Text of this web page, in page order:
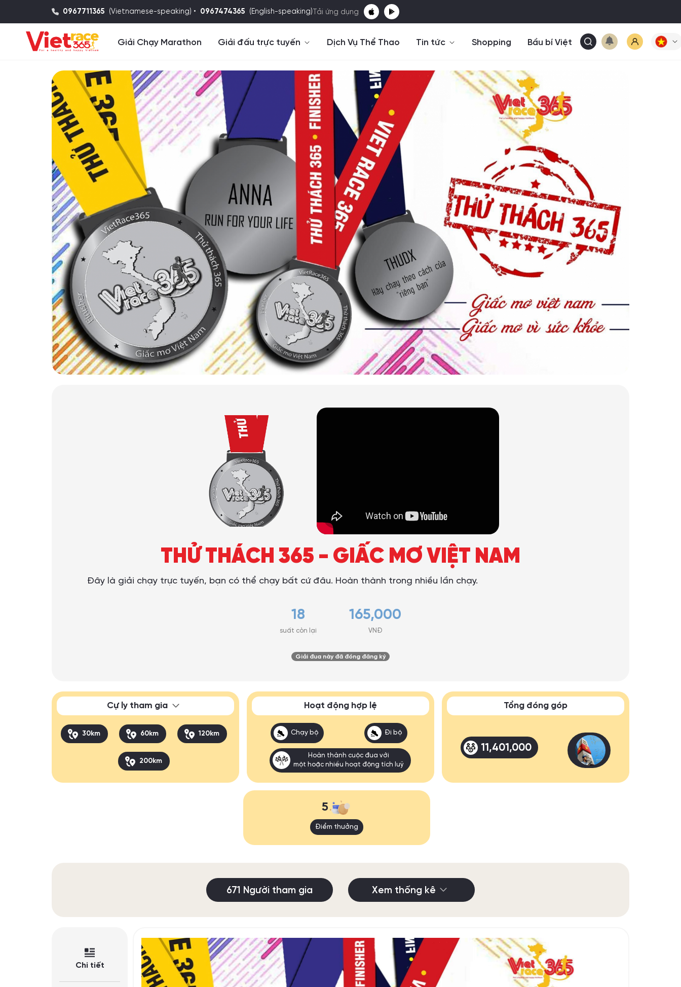
0967711365 (Vietnamese-speaking) • 0967474365 (English-speaking) Tải ứng dụng
Giải Chạy Marathon Giải đấu trực tuyến Dịch Vụ Thể Thao Tin tức Shopping Bầu bí Việt
THỬ THÁCH 365 - GIẤC MƠ VIỆT NAM
Đây là giải chạy trực tuyến, bạn có thể chạy bất cứ đâu. Hoàn thành trong nhiều lần chạy.
18
suất còn lại
165,000
VNĐ
Giải đua này đã đóng đăng ký
Cự ly tham gia
30km 60km 120km
200km
Hoạt động hợp lệ
Chạy bộ Đi bộ
Hoàn thành cuộc đua với
một hoặc nhiều hoạt động tích luỹ
Tổng đóng góp
11,401,000
5
Điểm thưởng
671 Người tham gia Xem thống kê
Chi tiết